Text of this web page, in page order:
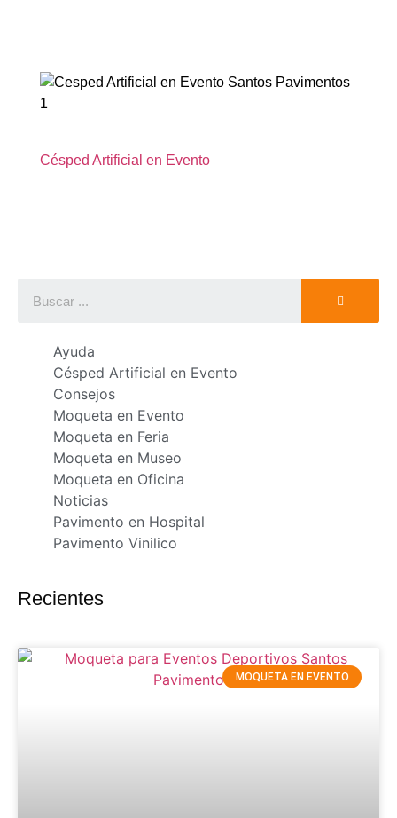
Césped Artificial en Evento
Ayuda
Césped Artificial en Evento
Consejos
Moqueta en Evento
Moqueta en Feria
Moqueta en Museo
Moqueta en Oficina
Noticias
Pavimento en Hospital
Pavimento Vinilico
Recientes
MOQUETA EN EVENTO